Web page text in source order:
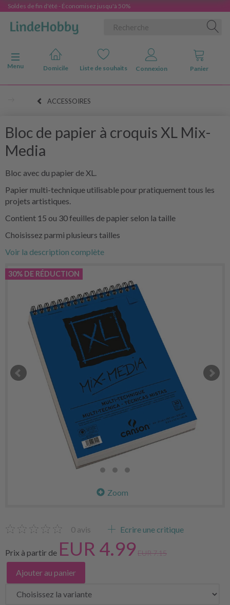
Soldes de fin d'été - Économisez jusqu'à 50%
Basculer la navigation
Menu
Domicile Liste de souhaits Connexion Panier
ACCESSOIRES
Bloc de papier à croquis XL Mix-
Media
Bloc avec du papier de XL.
Papier multi-technique utilisable pour pratiquement tous les
projets artistiques.
Contient 15 ou 30 feuilles de papier selon la taille
Choisissez parmi plusieurs tailles
Voir la description complète
30% DE RÉDUCTION
Zoom
0 avis Ecrire une critique
Prix à partir de EUR 4.99EUR 7.15
Ajouter au panier